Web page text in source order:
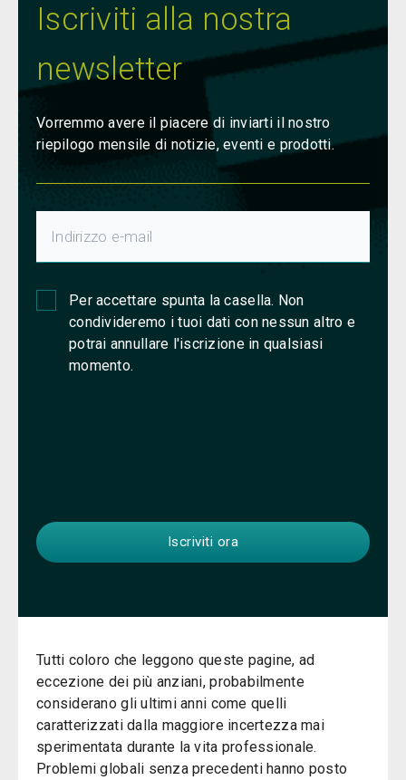
Tutti coloro che leggono queste pagine, ad
eccezione dei più anziani, probabilmente
considerano gli ultimi anni come quelli
caratterizzati dalla maggiore incertezza mai
sperimentata durante la vita professionale.
Problemi globali senza precedenti hanno posto
Iscriviti alla nostra
newsletter
Vorremmo avere il piacere di inviarti il nostro
riepilogo mensile di notizie, eventi e prodotti.
Per accettare spunta la casella. Non
condivideremo i tuoi dati con nessun altro e
potrai annullare l'iscrizione in qualsiasi
momento.